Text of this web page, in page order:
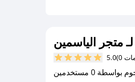
متجر الياسمين
5.0